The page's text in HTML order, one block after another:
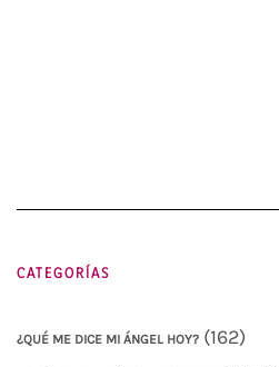
CATEGORÍAS
¿QUÉ ME DICE MI ÁNGEL HOY? (162)